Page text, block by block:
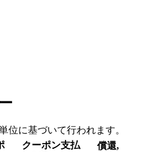
位に基づいて行われます。
クーポン支払
償還,